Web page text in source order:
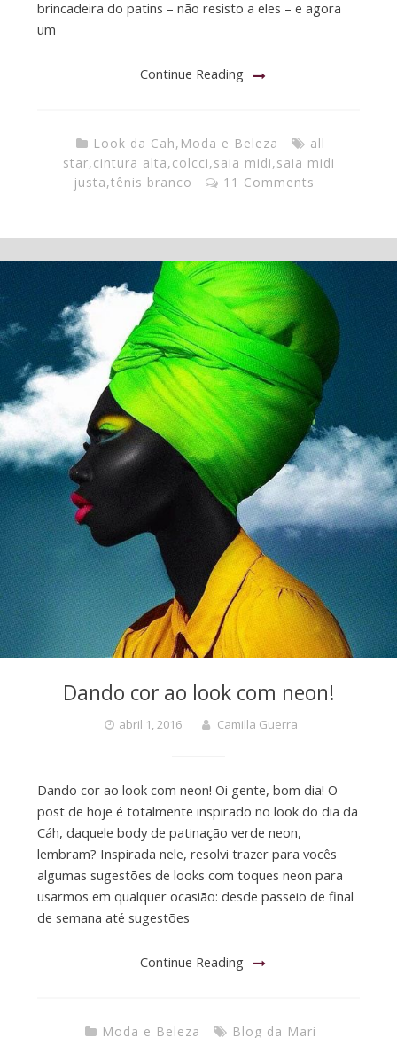
brincadeira do patins – não resisto a eles – e agora
um
Continue Reading
Look da Cah, Moda e Beleza
all
star,cintura alta,colcci,saia midi,saia midi
justa,tênis branco 11 Comments
Dando cor ao look com neon!
abril 1, 2016 Camilla Guerra
Dando cor ao look com neon! Oi gente, bom dia! O
post de hoje é totalmente inspirado no look do dia da
Cáh, daquele body de patinação verde neon,
lembram? Inspirada nele, resolvi trazer para vocês
algumas sugestões de looks com toques neon para
usarmos em qualquer ocasião: desde passeio de final
de semana até sugestões
Continue Reading
Moda e Beleza Blog da Mari